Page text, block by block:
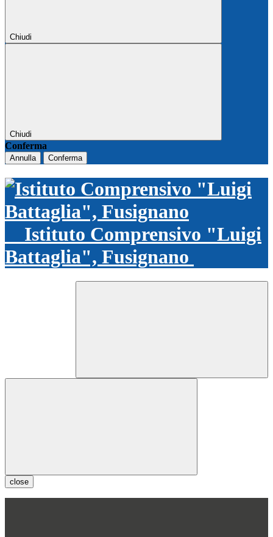
Chiudi
Chiudi
Conferma
Annulla Conferma
Istituto Comprensivo "Luigi
Battaglia", Fusignano
close